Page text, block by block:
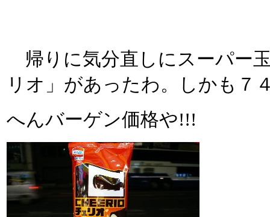
帰りに気分直しにスーパー
リオ」があったわ。しかも７
へんバーゲン価格や!!!